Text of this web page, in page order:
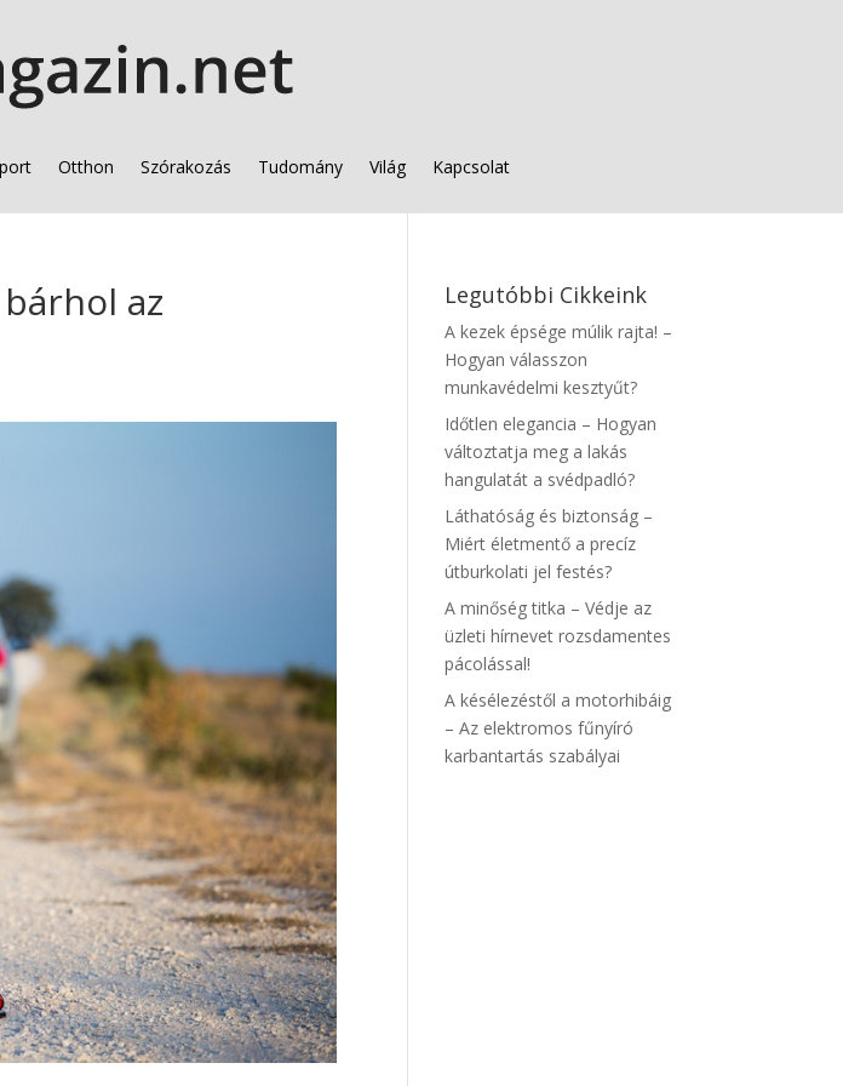
Otthon Szórakozás Tudomány Világ Kapcsolat
az Legutóbbi Cikkeink
A kezek épsége múlik rajta! –
Hogyan válasszon
munkavédelmi kesztyűt?
Időtlen elegancia – Hogyan
változtatja meg a lakás
hangulatát a svédpadló?
Láthatóság és biztonság –
Miért életmentő a precíz
útburkolati jel festés?
A minőség titka – Védje az
üzleti hírnevet rozsdamentes
pácolással!
A késélezéstől a motorhibáig
– Az elektromos fűnyíró
karbantartás szabályai